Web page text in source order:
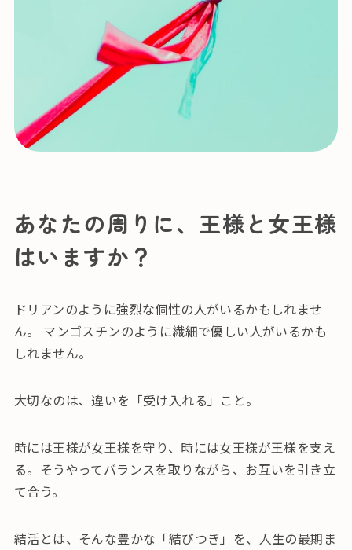
あなたの周りに、王様と女王様
はいますか？
ドリアンのように強烈な個性の人がいるかもしれませ
ん。 マンゴスチンのように繊細で優しい人がいるかも
しれません。
大切なのは、違いを「受け入れる」こと。
時には王様が女王様を守り、時には女王様が王様を支え
る。そうやってバランスを取りながら、お互いを引き立
て合う。
結活とは、そんな豊かな「結びつき」を、人生の最期ま